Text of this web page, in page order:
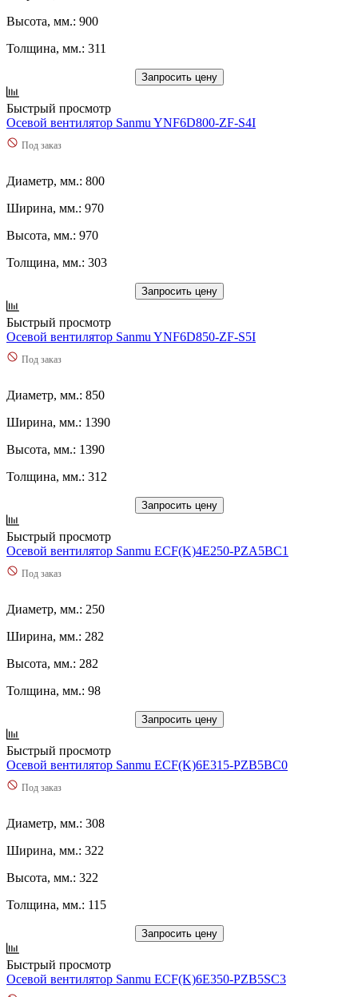
Высота, мм.: 900
Толщина, мм.: 311
Запросить цену
Быстрый просмотр
Осевой вентилятор Sanmu YNF6D800-ZF-S4I
Под заказ
Диаметр, мм.: 800
Ширина, мм.: 970
Высота, мм.: 970
Толщина, мм.: 303
Запросить цену
Быстрый просмотр
Осевой вентилятор Sanmu YNF6D850-ZF-S5I
Под заказ
Диаметр, мм.: 850
Ширина, мм.: 1390
Высота, мм.: 1390
Толщина, мм.: 312
Запросить цену
Быстрый просмотр
Осевой вентилятор Sanmu ECF(K)4E250-PZA5BC1
Под заказ
Диаметр, мм.: 250
Ширина, мм.: 282
Высота, мм.: 282
Толщина, мм.: 98
Запросить цену
Быстрый просмотр
Осевой вентилятор Sanmu ECF(K)6E315-PZB5BC0
Под заказ
Диаметр, мм.: 308
Ширина, мм.: 322
Высота, мм.: 322
Толщина, мм.: 115
Запросить цену
Быстрый просмотр
Осевой вентилятор Sanmu ECF(K)6E350-PZB5SC3